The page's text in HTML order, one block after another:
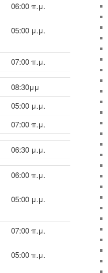
06:00 π.μ.
05:00 μ.μ.
07:00 π.μ.
08:30μμ
05:00 μ.μ.
07:00 π.μ.
06:30 μ.μ.
06:00 π.μ.
05:00 μ.μ.
07:00 π.μ.
05:00 π.μ.